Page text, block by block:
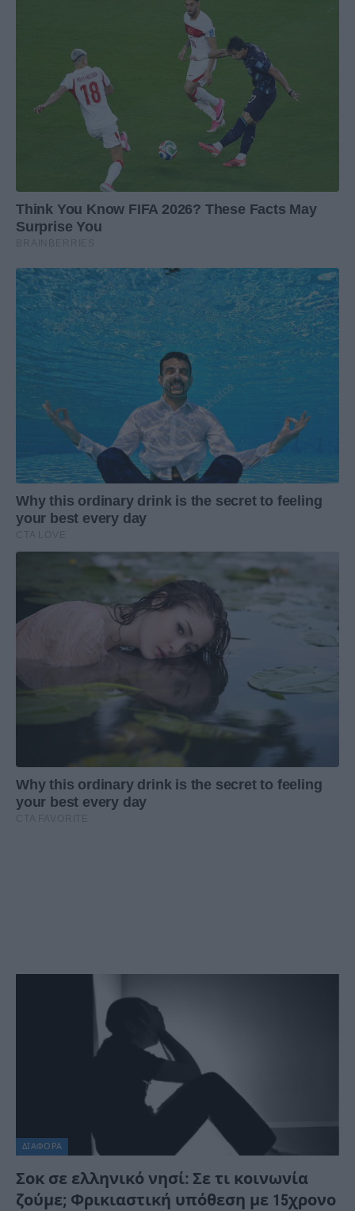
ΔΙΆΦΟΡΑ
Σοκ σε ελληνικό νησί: Σε τι κοινωνία
ζούμε; Φρικιαστική υπόθεση με 15χρονο